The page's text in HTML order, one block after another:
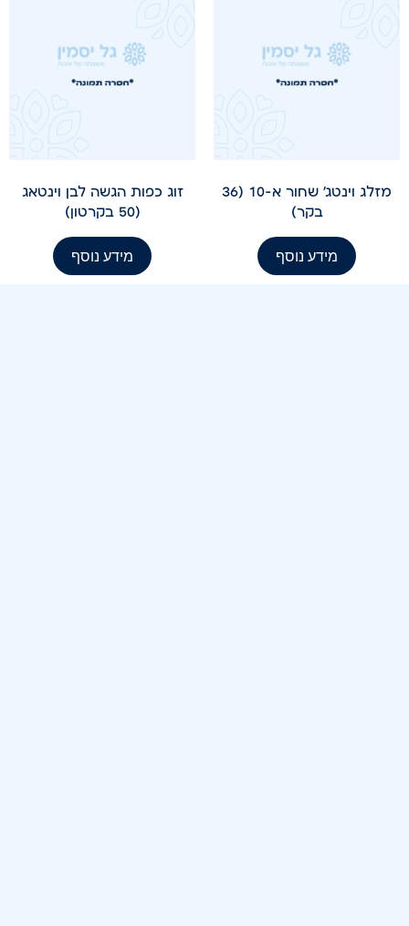
מזלג וינטג' שחור א-10 (36
בקר)
מידע נוסף
זוג כפות הגשה לבן וינטאג
(50 בקרטון)
מידע נוסף